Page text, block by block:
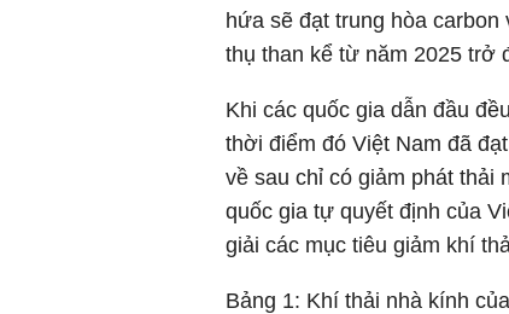
hứa sẽ đạt trung hòa
thụ than kể từ năm 2025 trở
Khi các quốc gia dẫn đầu
thời điểm đó Việt Nam đã
về sau chỉ có giảm phát thải
quốc gia tự quyết định của
giải các mục tiêu giảm khí
Bảng 1: Khí thải nhà kính